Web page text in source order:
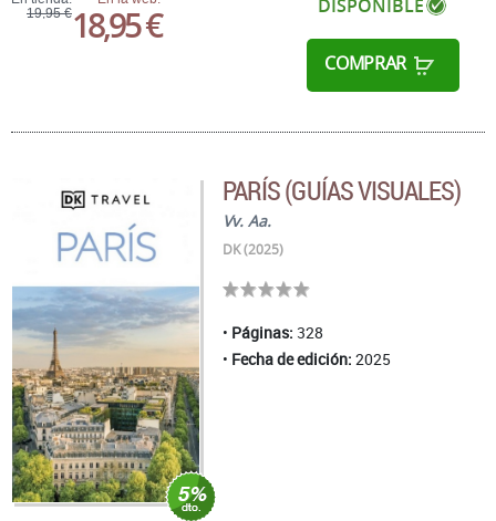
19,95 €18,95 € DISPONIBLE
COMPRAR
PARÍS (GUÍAS VISUALES)
Vv. Aa.
DK (2025)
Páginas: 328
Fecha de edición: 2025